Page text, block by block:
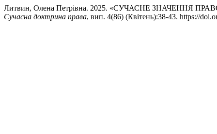
Литвин, Олена Петрівна. 2025. «СУЧАСНЕ ЗНАЧЕННЯ
Сучасна доктрина права, вип. 4(86) (Квітень):38-43. https://